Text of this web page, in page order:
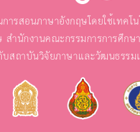
ารสอนภาษาอังกฤษโดยใช้เทค
ำนักงานคณะกรรมการการศึก
สถาบันวิจัยภาษาและวัฒนธรรม